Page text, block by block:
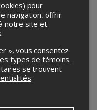
pour Le Festival de
le cadre de l’affichage
événement, veuillez
Le Festival de film de
pour
navigation, offrir
notre site et
», vous consentez
types de témoins.
se trouvent
.